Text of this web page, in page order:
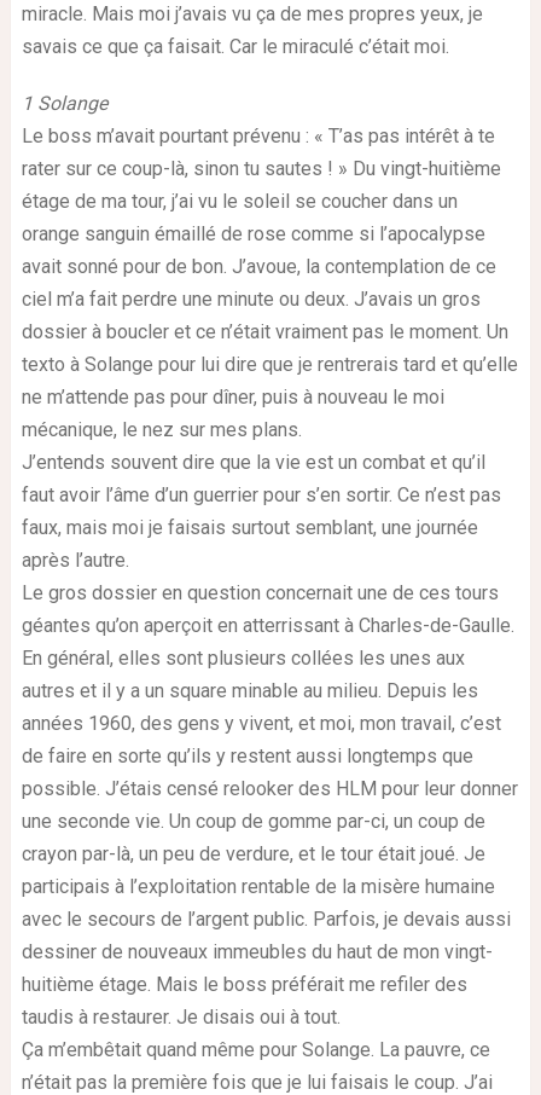
miracle. Mais moi j’avais vu ça de mes propres yeux, je
savais ce que ça faisait. Car le miraculé c’était moi.
1 Solange
Le boss m’avait pourtant prévenu : « T’as pas intérêt à te
rater sur ce coup-là, sinon tu sautes ! » Du vingt-huitième
étage de ma tour, j’ai vu le soleil se coucher dans un
orange sanguin émaillé de rose comme si l’apocalypse
avait sonné pour de bon. J’avoue, la contemplation de ce
ciel m’a fait perdre une minute ou deux. J’avais un gros
dossier à boucler et ce n’était vraiment pas le moment. Un
texto à Solange pour lui dire que je rentrerais tard et qu’elle
ne m’attende pas pour dîner, puis à nouveau le moi
mécanique, le nez sur mes plans.
J’entends souvent dire que la vie est un combat et qu’il
faut avoir l’âme d’un guerrier pour s’en sortir. Ce n’est pas
faux, mais moi je faisais surtout semblant, une journée
après l’autre.
Le gros dossier en question concernait une de ces tours
géantes qu’on aperçoit en atterrissant à Charles-de-Gaulle.
En général, elles sont plusieurs collées les unes aux
autres et il y a un square minable au milieu. Depuis les
années 1960, des gens y vivent, et moi, mon travail, c’est
de faire en sorte qu’ils y restent aussi longtemps que
possible. J’étais censé relooker des HLM pour leur donner
une seconde vie. Un coup de gomme par-ci, un coup de
crayon par-là, un peu de verdure, et le tour était joué. Je
participais à l’exploitation rentable de la misère humaine
avec le secours de l’argent public. Parfois, je devais aussi
dessiner de nouveaux immeubles du haut de mon vingt-
huitième étage. Mais le boss préférait me refiler des
taudis à restaurer. Je disais oui à tout.
Ça m’embêtait quand même pour Solange. La pauvre, ce
n’était pas la première fois que je lui faisais le coup. J’ai